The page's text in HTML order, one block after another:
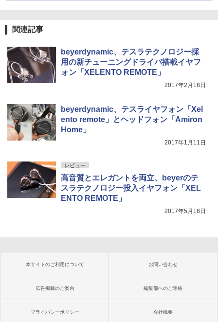
関連記事
beyerdynamic、テスラテクノロジー採
用の新チューニングドライバ搭載イヤフ
ォン「XELENTO REMOTE」
2017年2月18日
beyerdynamic、テスライヤフォン「Xel
ento remote」とヘッドフォン「Amiron
Home」
2017年1月11日
レビュー
高音質とエレガントを両立、beyerのテ
スラテクノロジー投入イヤフォン「XEL
ENTO REMOTE」
2017年5月18日
本サイトのご利用について お問い合わせ
広告掲載のご案内 編集部へのご連絡
プライバシーポリシー 会社概要